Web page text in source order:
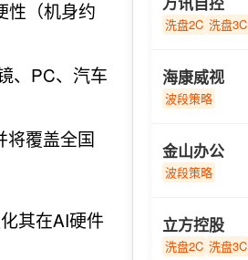
性（机身约
、PC、汽车
将覆盖全国
其在AI硬件
洗盘2C 洗盘3C
海康威视
波段策略
金山办公
波段策略
立方控股
洗盘2C 洗盘3C